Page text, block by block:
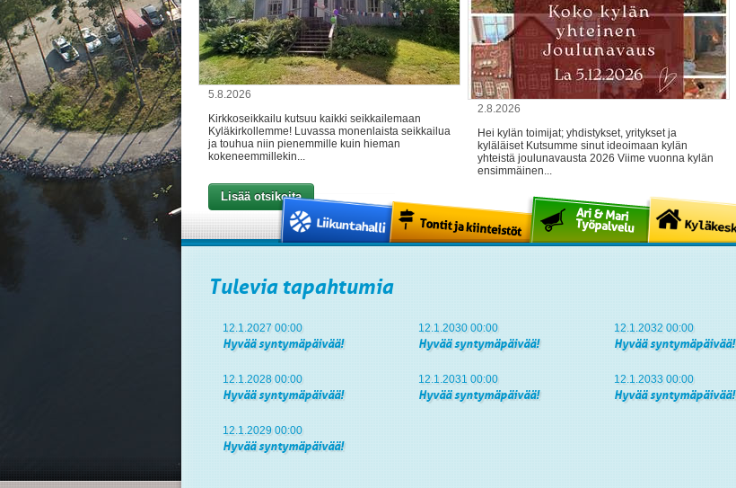
5.8.2026
Kirkkoseikkailu kutsuu kaikki seikkailemaan
Kyläkirkollemme! Luvassa monenlaista seikkailua
ja touhua niin pienemmille kuin hieman
kokeneemmillekin...
2.8.2026
Hei kylän toimijat; yhdistykset, yritykset ja
kyläläiset Kutsumme sinut ideoimaan kylän
yhteistä joulunavausta 2026 Viime vuonna kylän
ensimmäinen...
Lisää otsikoita
Tulevia tapahtumia
12.1.2027 00:00
Hyvää syntymäpäivää!
12.1.2028 00:00
Hyvää syntymäpäivää!
12.1.2029 00:00
Hyvää syntymäpäivää!
12.1.2030 00:00
Hyvää syntymäpäivää!
12.1.2031 00:00
Hyvää syntymäpäivää!
12.1.2032 00:00
Hyvää syntymäpäivää!
12.1.2033 00:00
Hyvää syntymäpäivää!